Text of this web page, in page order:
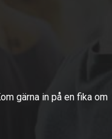
gärna in på en fika om